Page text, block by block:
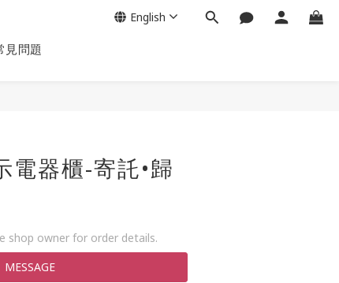
見問題
English
電器櫃-寄託•歸
shop owner for order details.
MESSAGE